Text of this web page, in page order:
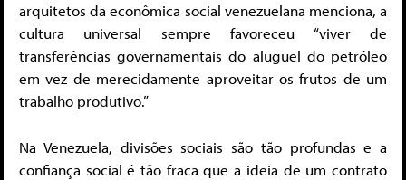
arquitetos da econômica social venezuelana menciona, a
cultura universal sempre favoreceu “viver de
transferências governamentais do aluguel do petróleo
em vez de merecidamente aproveitar os frutos de um
trabalho produtivo.”
Na Venezuela, divisões sociais são tão profundas e a
confiança social é tão fraca que a ideia de um contrato